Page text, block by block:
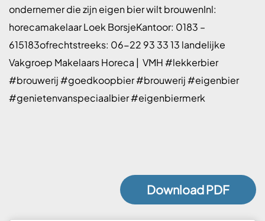
ondernemer die zijn eigen bier wilt brouwenInl:
horecamakelaar Loek BorsjeKantoor: 0183 –
615183ofrechtstreeks: 06-22 93 33 13 landelijke
Vakgroep Makelaars Horeca | VMH #lekkerbier
#brouwerij #goedkoopbier #brouwerij #eigenbier
#genietenvanspeciaalbier #eigenbiermerk
Download PDF